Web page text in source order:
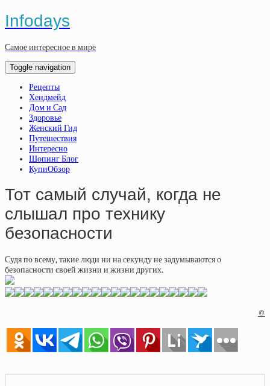
Infodays
Самое интересное в мире
Toggle navigation
Рецепты
Хендмейд
Дом и Сад
Здоровье
Женский Гид
Путешествия
Интересно
Шопинг Блог
КупиОбзор
Тот самый случай, когда не
слышал про технику
безопасности
Судя по всему, такие люди ни на секунду не задумываются о
безопасности своей жизни и жизни других.
©